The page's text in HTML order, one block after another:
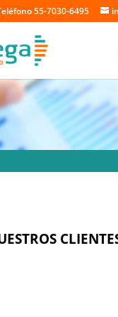
55-7030-6495